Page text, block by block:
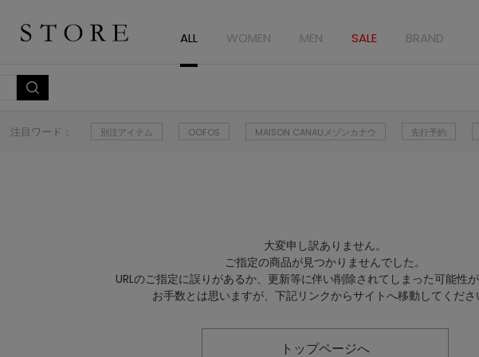
ALL WOMEN MEN SALE BRAND
注目ワード： 別注アイテム OOFOS MAISON CANAUメゾンカナウ 先行予約
大変申し訳ありません。
ご指定の商品が見つかりませんでした。
URLのご指定に誤りがあるか、更新等に伴い削除されてしまった可能性が
お手数とは思いますが、下記リンクからサイトへ移動してくださ
トップページへ